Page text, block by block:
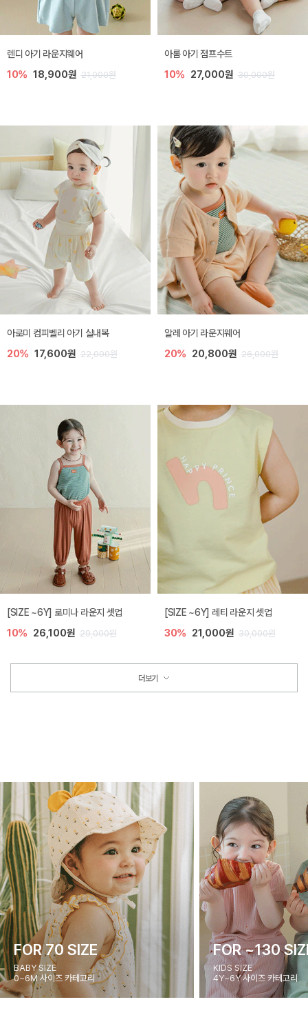
렌디 아기 라운지웨어
10% 18,900원 21,000원
아롬 아기 점프수트
10% 27,000원 30,000원
아로미 컴피벨리 아기 실내복
20% 17,600원 22,000원
알레 아기 라운지웨어
20% 20,800원 26,000원
[SIZE ~6Y] 로미나 라운지 셋업
10% 26,100원 29,000원
[SIZE ~6Y] 레티 라운지 셋업
30% 21,000원 30,000원
더보기
FOR 70 SIZE
BABY SIZE
0~6M 사이즈 카테고리
FOR ~130
KIDS SIZE
4Y~6Y 사이즈 카테고리